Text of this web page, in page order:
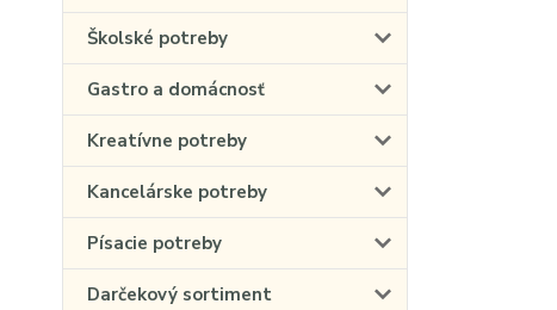
Školské potreby
Gastro a domácnosť
Kreatívne potreby
Kancelárske potreby
Písacie potreby
Darčekový sortiment